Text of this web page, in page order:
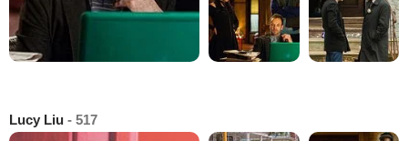
Lucy Liu - 517